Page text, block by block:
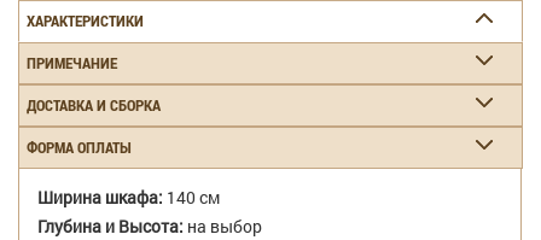
ХАРАКТЕРИСТИКИ
ПРИМЕЧАНИЕ
ДОСТАВКА И СБОРКА
ФОРМА ОПЛАТЫ
Ширина шкафа: 140 см
Глубина и Высота: на выбор